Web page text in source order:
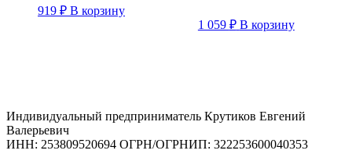
919 ₽ В корзину
1 059 ₽ В корзину
Индивидуальный предприниматель Крутиков Евгений
Валерьевич
ИНН: 253809520694 ОГРН/ОГРНИП: 322253600040353